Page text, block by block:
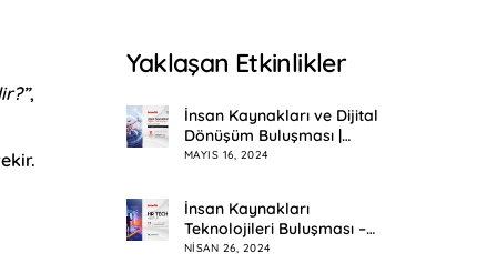
,
Yaklaşan Etkinlikler
İnsan Kaynakları ve Dijital
Dönüşüm Buluşması |
Eskişehir
MAYIS 16, 2024
İnsan Kaynakları
Teknolojileri Buluşması –
HR Tech Meetup
NISAN 26, 2024